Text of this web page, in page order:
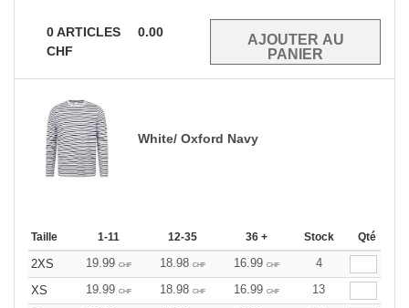
0ARTICLES
0.00
CHF
White/ Oxford Navy
Taille 1-11 12-35 36 + Stock Qté
2XS 19.99 CHF 18.98 CHF 16.99 CHF
4
XS
19.99 CHF 18.98 CHF 16.99 CHF
13